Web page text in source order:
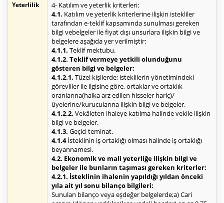
Yeterlilik
4- Katılım ve yeterlik kriterleri:
4.1. Katılım ve yeterlik kriterlerine ilişkin istekliler
tarafından e-teklif kapsamında sunulması gereken
bilgi vebelgeler ile fiyat dışı unsurlara ilişkin bilgi ve
belgelere aşağıda yer verilmiştir:
4.1.1. Teklif mektubu.
4.1.2. Teklif vermeye yetkili olunduğunu
gösteren bilgi ve belgeler:
4.1.2.1. Tüzel kişilerde; isteklilerin yönetimindeki
görevliler ile ilgisine göre, ortaklar ve ortaklık
oranlarına(halka arz edilen hisseler hariç)/
üyelerine/kurucularına ilişkin bilgi ve belgeler.
4.1.2.2. Vekâleten ihaleye katılma halinde vekile ilişkin
bilgi ve belgeler.
4.1.3. Geçici teminat.
4.1.4İsteklinin iş ortaklığı olması halinde iş ortaklığı
beyannamesi.
4.2. Ekonomik ve mali yeterliğe ilişkin bilgi ve
belgeler ile bunların taşıması gereken kriterler:
4.2.1. İsteklinin ihalenin yapıldığı yıldan önceki
yıla ait yıl sonu bilanço bilgileri:
Sunulan bilanço veya eşdeğer belgelerde;a) Cari